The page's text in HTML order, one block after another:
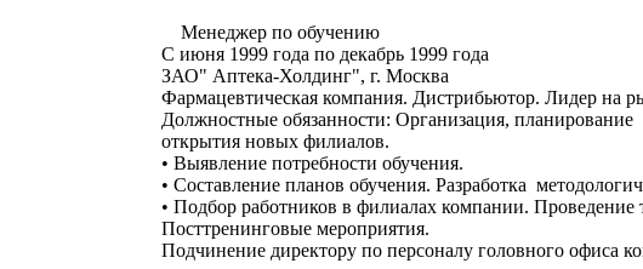
Менеджер по обучению
С июня 1999 года по декабрь 1999 года
ЗАО" Аптека-Холдинг", г. Москва
Фармацевтическая компания. Дистрибьютор. Лидер на
Должностные обязанности: Организация,
открытия новых филиалов.
• Выявление потребности обучения.
• Составление планов обучения. Разработка
• Подбор работников в филиалах компании. Проведение
Посттренинговые мероприятия.
Подчинение директору по персоналу головного офиса